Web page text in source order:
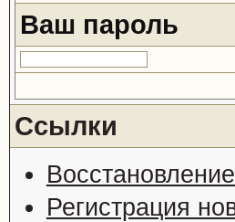
Ваш пароль
Ссылки
Регистрация